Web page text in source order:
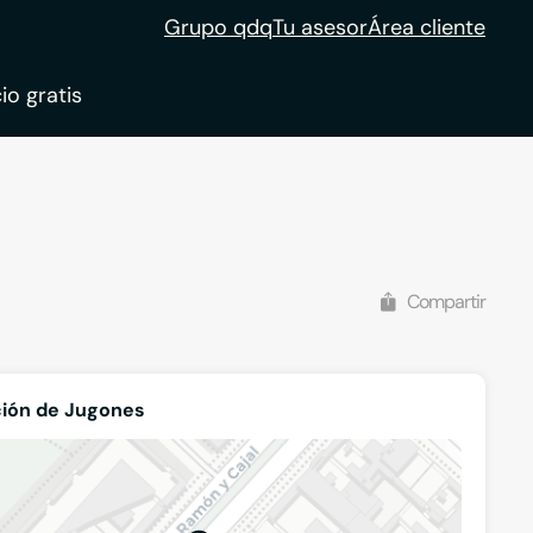
Grupo qdqTu asesorÁrea cliente
gratis
Compartir
de Jugones